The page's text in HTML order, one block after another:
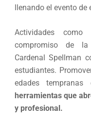
llenando el evento de
Actividades
compromiso de la
Cardenal Spellman
estudiantes.
edades
herramientas que
y profesional.